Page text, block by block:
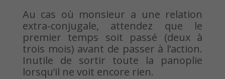
Au cas où monsieur a une relation
extra-conjugale, attendez que le
premier temps soit passé (deux à
trois mois) avant de passer à l’action.
Inutile de sortir toute la panoplie
lorsqu’il ne voit encore rien.